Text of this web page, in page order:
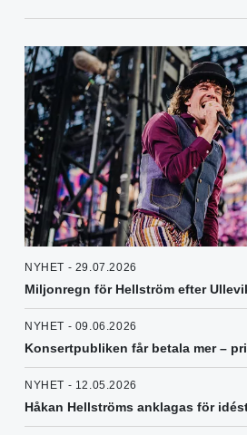
NYHET - 29.07.2026
Miljonregn för Hellström efter
NYHET - 09.06.2026
Konsertpubliken får betala mer –
NYHET - 12.05.2026
Håkan Hellströms anklagas för